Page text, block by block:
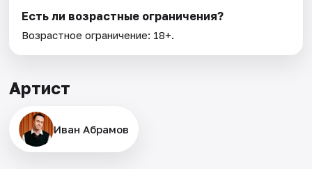
Есть ли возрастные ограничения?
Возрастное ограничение: 18+.
Артист
Иван Абрамов